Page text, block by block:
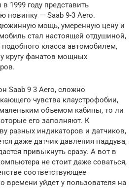
1999 году представить
новинку — Saab 9-3 Aero.
мощь, умеренную цену и
стал настоящей отдушиной,
класса автомобилем,
кругу фанатов мощных
Saab 9 3 Aero, сложно
чувства клаустрофобии,
объемом кабины, то ли
его заполняют. К
разных индикаторов и датчиков,
даже датчик давления наддува,
привыкнуть сразу. А вот в
не стоит даже соваться,
соответствующее
времени уйдет у пользователя на